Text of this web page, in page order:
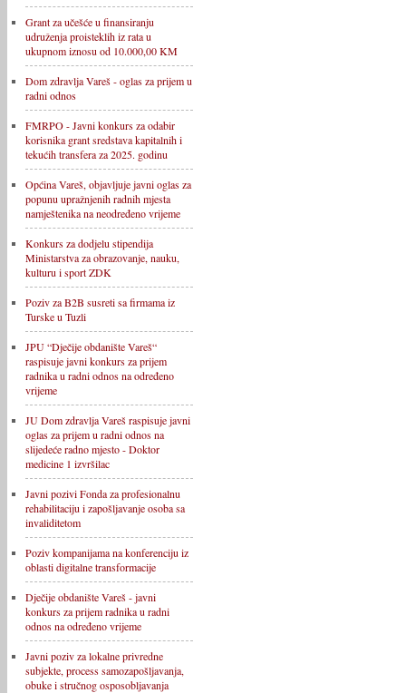
Grant za učešće u finansiranju
udruženja proisteklih iz rata u
ukupnom iznosu od 10.000,00 KM
Dom zdravlja Vareš - oglas za prijem u
radni odnos
FMRPO - Javni konkurs za odabir
korisnika grant sredstava kapitalnih i
tekućih transfera za 2025. godinu
Općina Vareš, objavljuje javni oglas za
popunu upražnjenih radnih mjesta
namještenika na neodređeno vrijeme
Konkurs za dodjelu stipendija
Ministarstva za obrazovanje, nauku,
kulturu i sport ZDK
Poziv za B2B susreti sa firmama iz
Turske u Tuzli
JPU “Dječije obdanište Vareš“
raspisuje javni konkurs za prijem
radnika u radni odnos na određeno
vrijeme
JU Dom zdravlja Vareš raspisuje javni
oglas za prijem u radni odnos na
slijedeće radno mjesto - Doktor
medicine 1 izvršilac
Javni pozivi Fonda za profesionalnu
rehabilitaciju i zapošljavanje osoba sa
invaliditetom
Poziv kompanijama na konferenciju iz
oblasti digitalne transformacije
Dječije obdanište Vareš - javni
konkurs za prijem radnika u radni
odnos na određeno vrijeme
Javni poziv za lokalne privredne
subjekte, process samozapošljavanja,
obuke i stručnog osposobljavanja